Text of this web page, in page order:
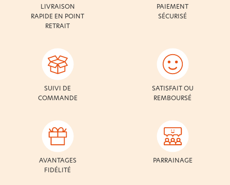
LIVRAISON
RAPIDE EN POINT
RETRAIT
PAIEMENT
SÉCURISÉ
SUIVI DE
COMMANDE
SATISFAIT OU
REMBOURSÉ
AVANTAGES
FIDÉLITÉ
PARRAINAGE